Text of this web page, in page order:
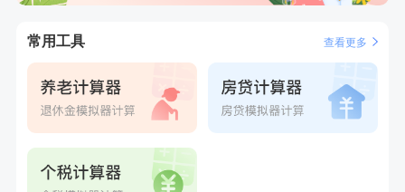
常用工具 查看更多